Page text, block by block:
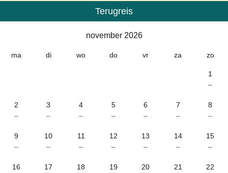
Kalender
Terugreis
november 2026
ma di wo do vr za zo
1
–
2
–
3
–
4
–
5
–
6
–
7
–
8
–
9
–
10
–
11
–
12
–
13
–
14
–
15
–
16 17 18 19 20 21 22